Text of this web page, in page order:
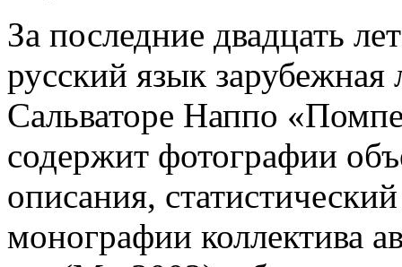
За последние двадцать
русский язык
Сальваторе Наппо
содержит фотографии
описания,
монографии коллектива